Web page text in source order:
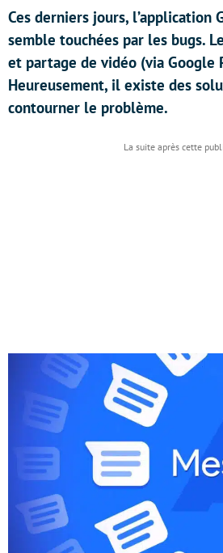
Ces derniers jours, l’application
semble touchées par les bugs.
et partage de vidéo (via Google
Heureusement, il existe des
contourner le problème.